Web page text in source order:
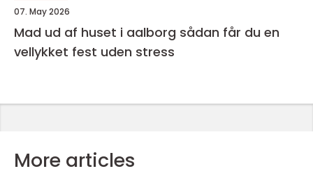
07. May 2026
Mad ud af huset i aalborg sådan får du en
vellykket fest uden stress
More articles